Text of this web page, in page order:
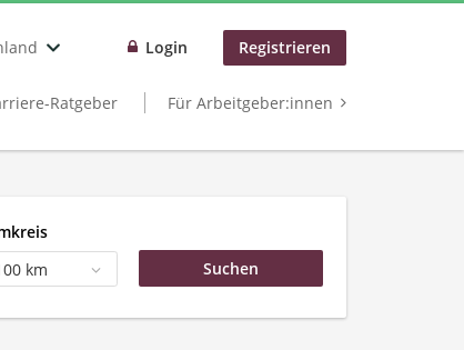
Login Registrieren
Ratgeber Für Arbeitgeber:innen
km